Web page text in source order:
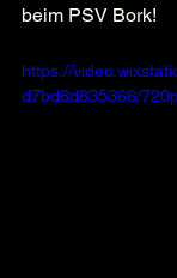
beim PSV Bork!
https://
d7bd8d835366/